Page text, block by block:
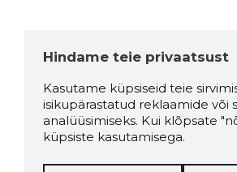
Hindame teie privaatsust
Kasutame küpsiseid teie
isikupärastatud reklaamide või
analüüsimiseks. Kui klõpsate
küpsiste kasutamisega.